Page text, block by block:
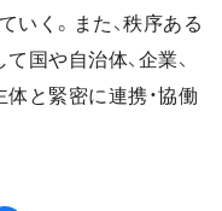
く。また、秩序ある
国や自治体、企業、
と緊密に連携・協働